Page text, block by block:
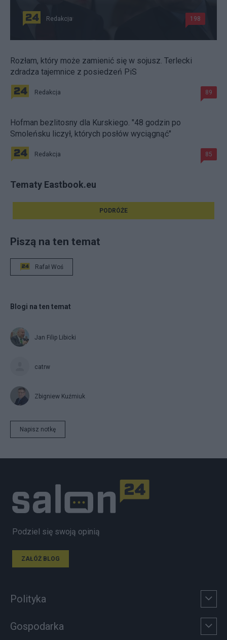
Redakcja 198
Rozłam, który może zamienić się w sojusz. Terlecki
zdradza tajemnice z posiedzeń PiS
Redakcja 89
Hofman bezlitosny dla Kurskiego. "48 godzin po
Smoleńsku liczył, których posłów wyciągnąć"
Redakcja 85
Tematy Eastbook.eu
PODRÓŻE
Piszą na ten temat
Rafał Woś
Blogi na ten temat
Jan Filip Libicki
catrw
Zbigniew Kuźmiuk
Napisz notkę
Podziel się swoją opinią
ZAŁÓŻ BLOG
Polityka
Gospodarka